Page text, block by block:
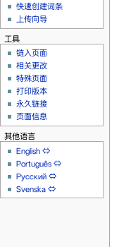
快速创建词条
上传向导
工具
链入页面
相关更改
特殊页面
打印版本
永久链接
页面信息
其他语言
English ⇔
Português ⇔
Русский ⇔
Svenska ⇔